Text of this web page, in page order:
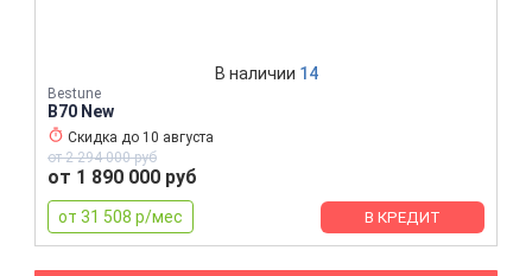
Bestune
B70 New
В наличии 14
Скидка до 10 августа
от 2 294 000 руб
от 1 890 000 руб
от 31 508 р/мес В КРЕДИТ